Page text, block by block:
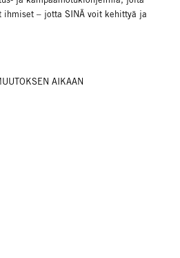
– jotta SINÄ voit kehittyä ja
AIKAAN